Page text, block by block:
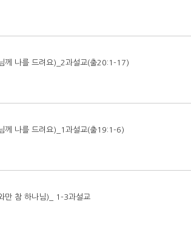
께 나를 드려요)_2과설교(출20:1-17)
께 나를 드려요)_1과설교(출19:1-6)
만 참 하나님)_ 1-3과설교